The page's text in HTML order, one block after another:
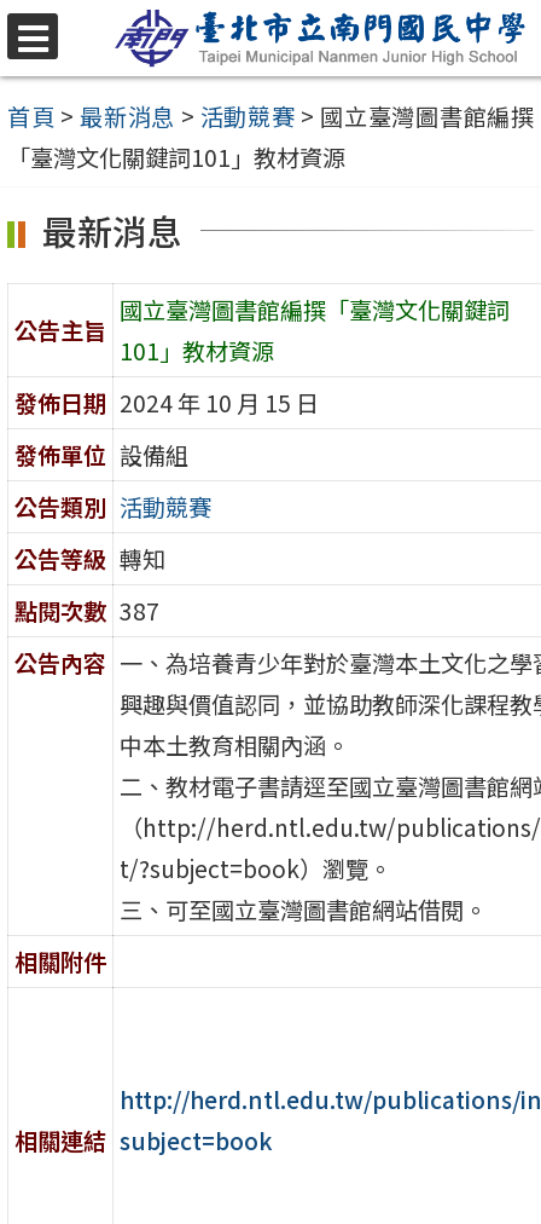
跳
至
主
容
選
單
首頁 > 最新消息 > 活動競賽 > 國立臺灣圖書館編撰
「臺灣文化關鍵詞101」教材資源
最新消息
公告主旨
國立臺灣圖書館編撰「臺灣文化關鍵詞
101」教材資源
發佈日期 2024 年 10 月 15 日
發佈單位 設備組
公告類別 活動競賽
公告等級 轉知
點閱次數 387
公告內容 一、為培養青少年對於臺灣本土文化之學
興趣與價值認同，並協助教師深化課程教
中本土教育相關內涵。
二、教材電子書請逕至國立臺灣圖書館網
（http://herd.ntl.edu.tw/
t/?subject=book）瀏覽。
三、可至國立臺灣圖書館網站借閱。
相關附件
相關連結
http://herd.ntl.edu.tw/publications/
subject=book